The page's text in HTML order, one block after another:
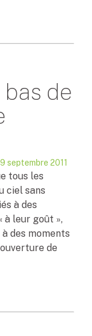
de
septembre 2011
tous les
ciel sans
à des
à leur goût »,
à des moments
de